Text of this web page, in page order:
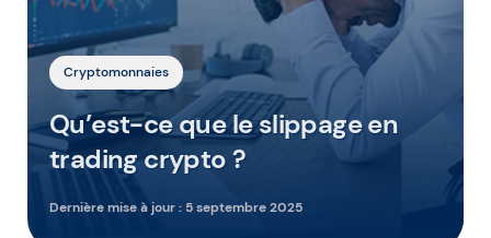
Cryptomonnaies
Qu’est-ce que le slippage en
trading crypto ?
Dernière mise à jour : 5 septembre 2025